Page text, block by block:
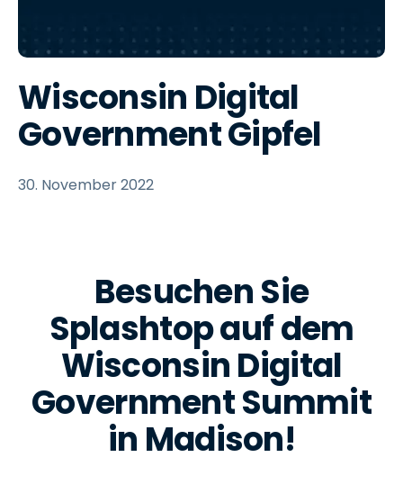
Wisconsin Digital
Government Gipfel
30. November 2022
Besuchen Sie
Splashtop auf dem
Wisconsin Digital
Government Summit
in Madison!